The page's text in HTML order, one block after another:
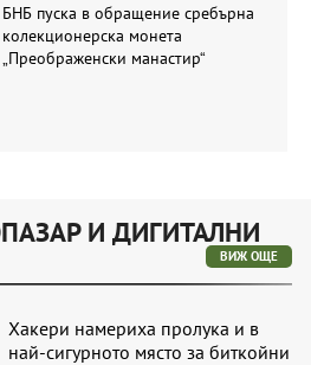
БНБ пуска в обращение сребърна
колекционерска монета
„Преображенски манастир“
И ДИГИТАЛНИ
ВИЖ ОЩЕ
Хакери намериха пролука и в
най-сигурното място за биткойни